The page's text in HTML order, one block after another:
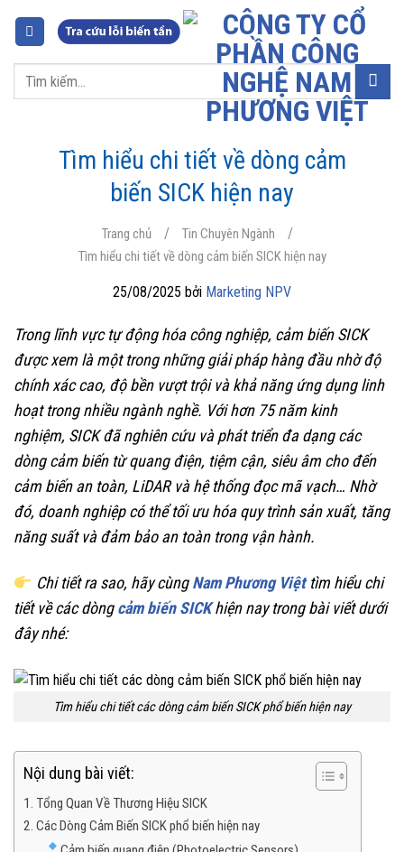
dungTìm
Tìm hiểu chi tiết về dòng cảm
biến SICK hiện nay
Trang chủ / Tin Chuyên Ngành /
Tìm hiểu chi tiết về dòng cảm biến SICK hiện nay
25/08/2025 bởi Marketing NPV
Trong lĩnh vực tự động hóa công nghiệp, cảm biến SICK
được xem là một trong những giải pháp hàng đầu nhờ độ
chính xác cao, độ bền vượt trội và khả năng ứng dụng linh
hoạt trong nhiều ngành nghề. Với hơn 75 năm kinh
nghiệm, SICK đã nghiên cứu và phát triển đa dạng các
dòng cảm biến từ quang điện, tiệm cận, siêu âm cho đến
cảm biến an toàn, LiDAR và hệ thống đọc mã vạch… Nhờ
đó, doanh nghiệp có thể tối ưu hóa quy trình sản xuất, tăng
năng suất và đảm bảo an toàn trong vận hành.
Chi tiết ra sao, hãy cùngNam Phương Việttìm hiểu chi
tiết về các dòngcảm biến SICKhiện nay trong bài viết dưới
đây nhé:
Tìm hiểu chi tiết các dòng cảm biến SICK phổ biến hiện nay
Nội dung bài viết:
1. Tổng Quan Về Thương Hiệu SICK
2. Các Dòng Cảm Biến SICK phổ biến hiện nay